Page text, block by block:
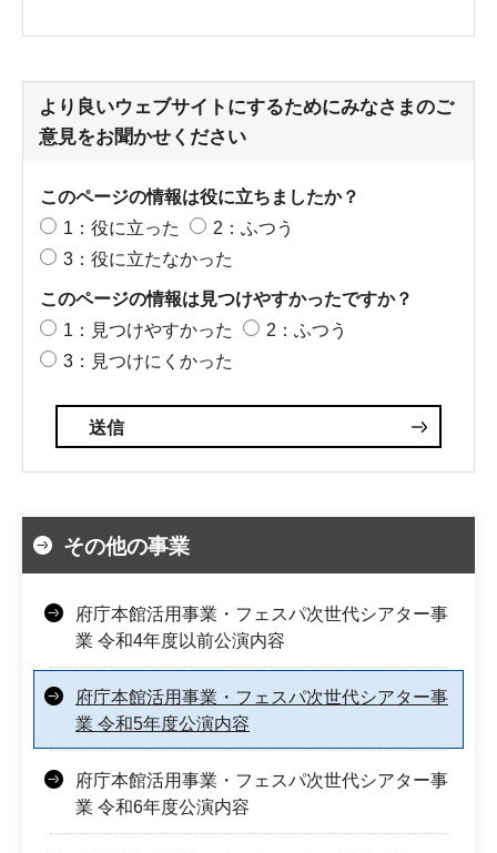
より良いウェブサイトにするためにみなさまのご
意見をお聞かせください
このページの情報は役に立ちましたか？
1：役に立った
2：ふつう
3：役に立たなかった
このページの情報は見つけやすかったですか？
1：見つけやすかった
2：ふつう
3：見つけにくかった
その他の事業
府庁本館活用事業・フェスパ次世代シアター事
業 令和4年度以前公演内容
府庁本館活用事業・フェスパ次世代シアター事
業 令和5年度公演内容
府庁本館活用事業・フェスパ次世代シアター事
業 令和6年度公演内容